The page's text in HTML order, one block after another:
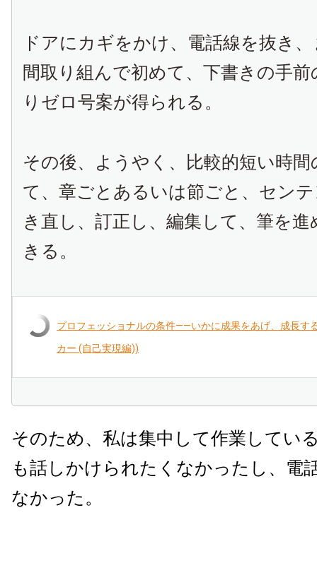
ドアにカギをかけ、電話線を抜き
間取り組んで初めて、下書きの手
りゼロ号案が得られる。
その後、ようやく、比較的短い時
て、章ごとあるいは節ごと、セン
き直し、訂正し、編集して、筆を
きる。
プロフェッショナルの条件――いかに成果をあげ、成長す
カー (自己実現編))
そのため、私は集中して作業してい
も話しかけられたくなかったし、電
なかった。